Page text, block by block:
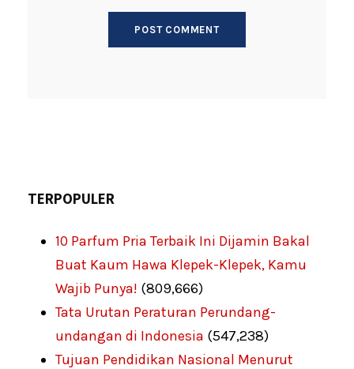
TERPOPULER
10 Parfum Pria Terbaik Ini Dijamin Bakal
Buat Kaum Hawa Klepek-Klepek, Kamu
Wajib Punya! (809,666)
Tata Urutan Peraturan Perundang-
undangan di Indonesia (547,238)
Tujuan Pendidikan Nasional Menurut